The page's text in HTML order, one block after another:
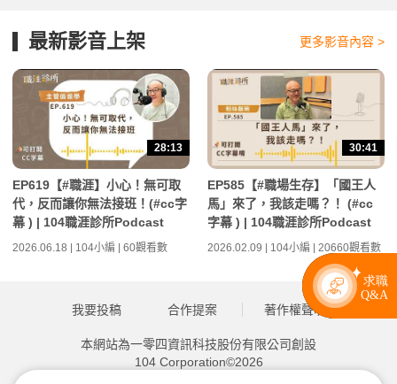
最新影音上架 更多影音內容 >
28:13
EP619【#職涯】小心！無可取
代，反而讓你無法接班！(#cc字
幕 ) | 104職涯診所Podcast
2026.06.18 | 104小編 | 60觀看數
30:41
EP585【#職場生存】「國王人
馬」來了，我該走嗎？！ (#cc
字幕 ) | 104職涯診所Podcast
2026.02.09 | 104小編 | 20660觀看數
我要投稿 合作提案 著作權聲明
本網站為一零四資訊科技股份有限公司創設
104 Corporation©2026